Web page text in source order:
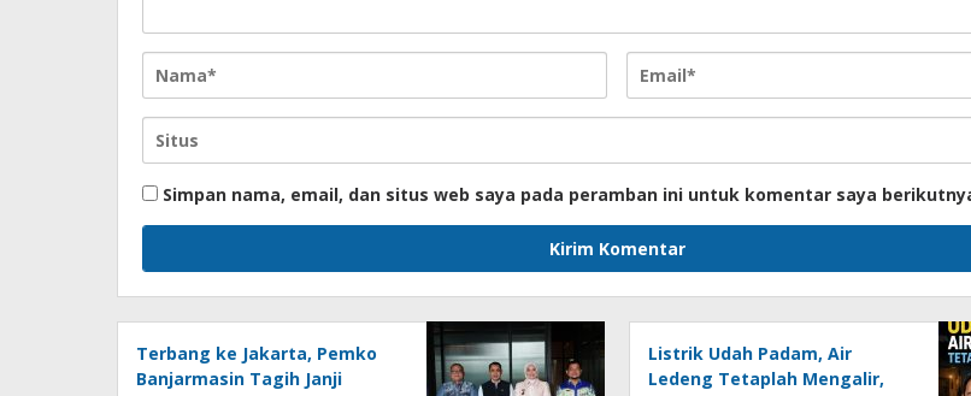
Simpan nama, email, dan situs web saya pada peramban ini untuk komentar saya
Terbang ke Jakarta, Pemko
Banjarmasin Tagih Janji
Listrik Udah Padam, Air
Ledeng Tetaplah Mengalir,